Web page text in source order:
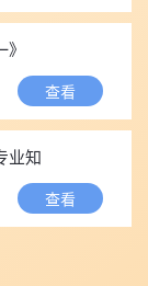
查看
业知
查看